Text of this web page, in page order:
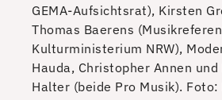
GEMA-Aufsichtsrat), Kirsten
Thomas Baerens
Kulturministerium NRW),
Hauda, Christopher Annen
Halter (beide Pro Musik). Foto: